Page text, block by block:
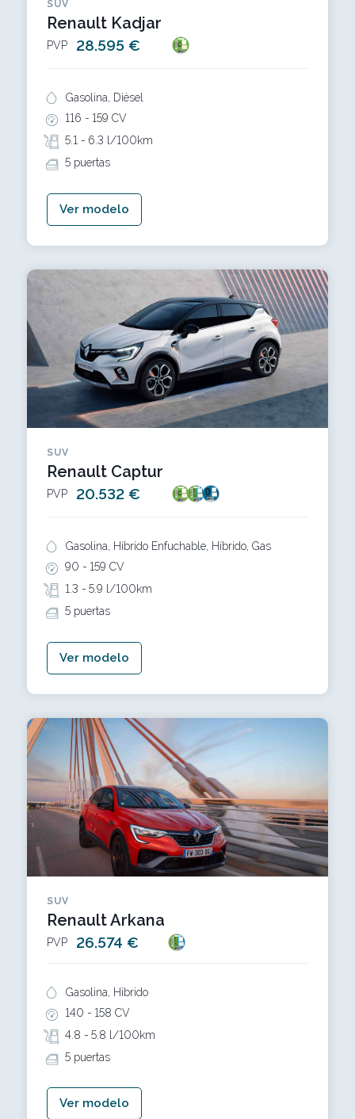
SUV
Renault Kadjar
PVP 28.595 €
Gasolina, Diésel
116 - 159 CV
5.1 - 6.3 l/100km
5 puertas
Ver modelo
SUV
Renault Captur
PVP 20.532 €
Gasolina, Híbrido Enfuchable, Híbrido, Gas
90 - 159 CV
1.3 - 5.9 l/100km
5 puertas
Ver modelo
SUV
Renault Arkana
PVP 26.574 €
Gasolina, Híbrido
140 - 158 CV
4.8 - 5.8 l/100km
5 puertas
Ver modelo